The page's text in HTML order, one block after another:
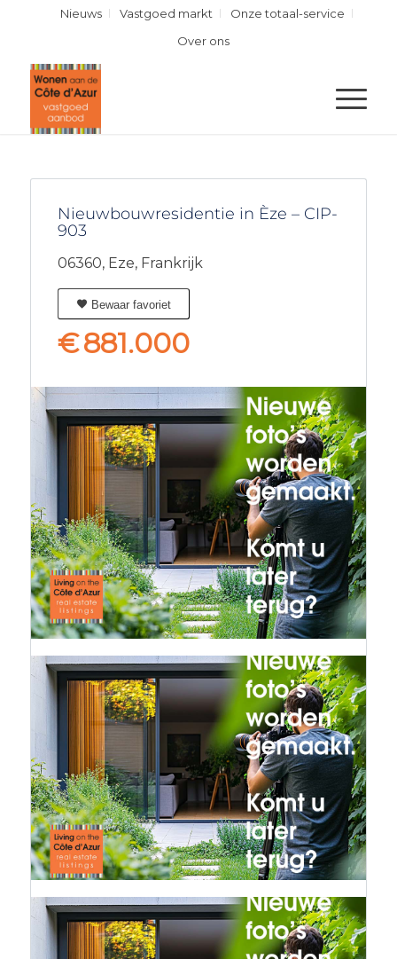
Nieuws Vastgoed markt
Onze totaal-service
Over ons
Nieuwbouwresidentie in Èze – CIP-
903
06360, Eze, Frankrijk
Bewaar favoriet
€881.000